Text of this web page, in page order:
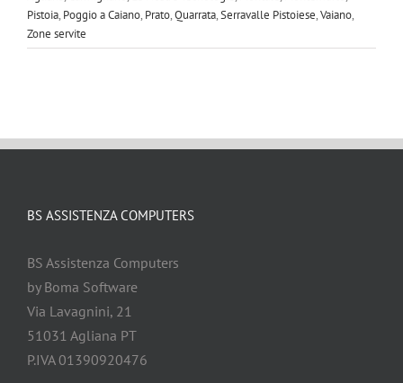
Pistoia, Poggio a Caiano, Prato,Quarrata,Serravalle Pistoiese,Vaiano,
Zone servite
BS ASSISTENZA COMPUTERS
BS Assistenza Computers
by Boma Software
Via Lavagnini, 21
51031 Agliana PT
P.IVA 01390920476